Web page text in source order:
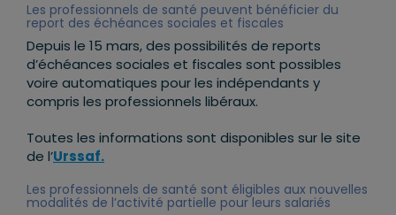
Les professionnels de santé peuvent bénéficier du
report des échéances sociales et fiscales
Depuis le 15 mars, des possibilités de reports
d’échéances sociales et fiscales sont possibles
voire automatiques pour les indépendants y
compris les professionnels libéraux.
Toutes les informations sont disponibles sur le site
de l’Urssaf.
Les professionnels de santé sont éligibles aux nouvelles
modalités de l’activité partielle pour leurs salariés